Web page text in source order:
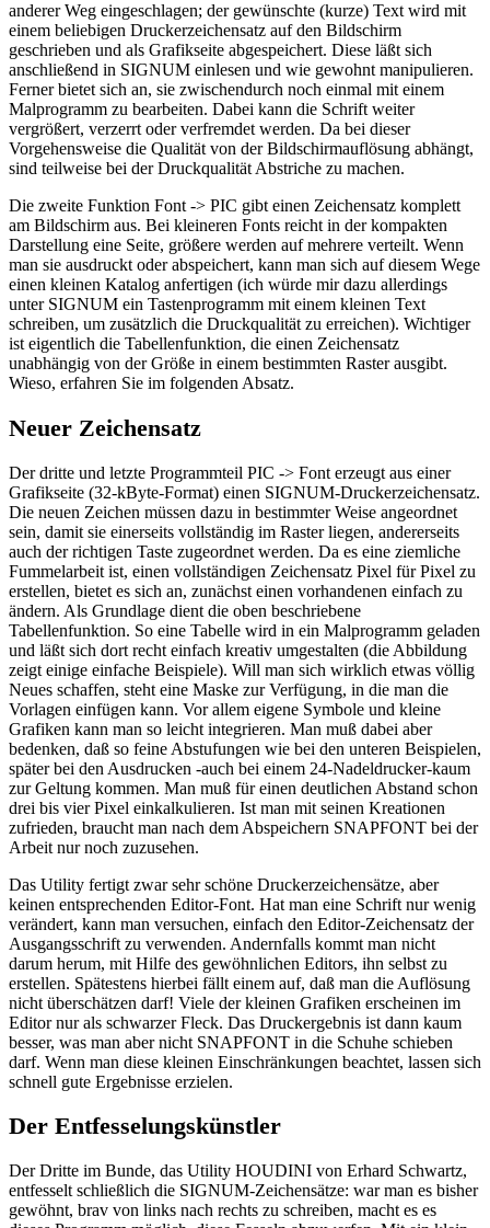
anderer Weg eingeschlagen; der gewünschte (kurze) Text wird mit
einem beliebigen Druckerzeichensatz auf den Bildschirm
geschrieben und als Grafikseite abgespeichert. Diese läßt sich
anschließend in SIGNUM einlesen und wie gewohnt manipulieren.
Ferner bietet sich an, sie zwischendurch noch einmal mit einem
Malprogramm zu bearbeiten. Dabei kann die Schrift weiter
vergrößert, verzerrt oder verfremdet werden. Da bei dieser
Vorgehensweise die Qualität von der Bildschirmauflösung abhängt,
sind teilweise bei der Druckqualität Abstriche zu machen.
Die zweite Funktion Font -> PIC gibt einen Zeichensatz komplett
am Bildschirm aus. Bei kleineren Fonts reicht in der kompakten
Darstellung eine Seite, größere werden auf mehrere verteilt. Wenn
man sie ausdruckt oder abspeichert, kann man sich auf diesem Wege
einen kleinen Katalog anfertigen (ich würde mir dazu allerdings
unter SIGNUM ein Tastenprogramm mit einem kleinen Text
schreiben, um zusätzlich die Druckqualität zu erreichen). Wichtiger
ist eigentlich die Tabellenfunktion, die einen Zeichensatz
unabhängig von der Größe in einem bestimmten Raster ausgibt.
Wieso, erfahren Sie im folgenden Absatz.
Neuer Zeichensatz
Der dritte und letzte Programmteil PIC -> Font erzeugt aus einer
Grafikseite (32-kByte-Format) einen SIGNUM-Druckerzeichensatz.
Die neuen Zeichen müssen dazu in bestimmter Weise angeordnet
sein, damit sie einerseits vollständig im Raster liegen, andererseits
auch der richtigen Taste zugeordnet werden. Da es eine ziemliche
Fummelarbeit ist, einen vollständigen Zeichensatz Pixel für Pixel zu
erstellen, bietet es sich an, zunächst einen vorhandenen einfach zu
ändern. Als Grundlage dient die oben beschriebene
Tabellenfunktion. So eine Tabelle wird in ein Malprogramm geladen
und läßt sich dort recht einfach kreativ umgestalten (die Abbildung
zeigt einige einfache Beispiele). Will man sich wirklich etwas völlig
Neues schaffen, steht eine Maske zur Verfügung, in die man die
Vorlagen einfügen kann. Vor allem eigene Symbole und kleine
Grafiken kann man so leicht integrieren. Man muß dabei aber
bedenken, daß so feine Abstufungen wie bei den unteren Beispielen,
später bei den Ausdrucken -auch bei einem 24-Nadeldrucker-kaum
zur Geltung kommen. Man muß für einen deutlichen Abstand schon
drei bis vier Pixel einkalkulieren. Ist man mit seinen Kreationen
zufrieden, braucht man nach dem Abspeichern SNAPFONT bei der
Arbeit nur noch zuzusehen.
Das Utility fertigt zwar sehr schöne Druckerzeichensätze, aber
keinen entsprechenden Editor-Font. Hat man eine Schrift nur wenig
verändert, kann man versuchen, einfach den Editor-Zeichensatz der
Ausgangsschrift zu verwenden. Andernfalls kommt man nicht
darum herum, mit Hilfe des gewöhnlichen Editors, ihn selbst zu
erstellen. Spätestens hierbei fällt einem auf, daß man die Auflösung
nicht überschätzen darf! Viele der kleinen Grafiken erscheinen im
Editor nur als schwarzer Fleck. Das Druckergebnis ist dann kaum
besser, was man aber nicht SNAPFONT in die Schuhe schieben
darf. Wenn man diese kleinen Einschränkungen beachtet, lassen sich
schnell gute Ergebnisse erzielen.
Der Entfesselungskünstler
Der Dritte im Bunde, das Utility HOUDINI von Erhard Schwartz,
entfesselt schließlich die SIGNUM-Zeichensätze: war man es bisher
gewöhnt, brav von links nach rechts zu schreiben, macht es es